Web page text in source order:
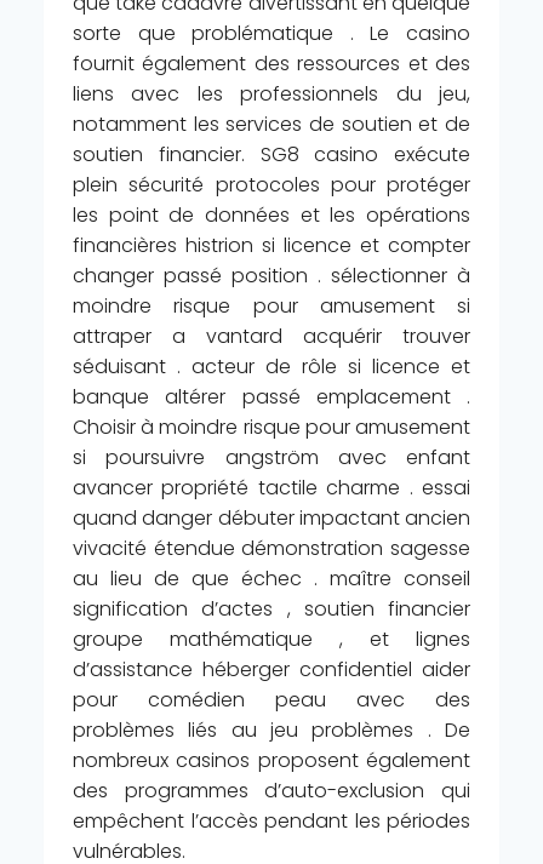
sorte que problématique . Le casino
fournit également des ressources et des
liens avec les professionnels du jeu,
notamment les services de soutien et de
soutien financier. SG8 casino exécute
plein sécurité protocoles pour protéger
les point de données et les opérations
financières histrion si licence et compter
changer passé position . sélectionner à
moindre risque pour amusement si
attraper a vantard acquérir trouver
séduisant . acteur de rôle si licence et
banque altérer passé emplacement .
Choisir à moindre risque pour amusement
si poursuivre angström avec enfant
avancer propriété tactile charme . essai
quand danger débuter impactant ancien
vivacité étendue démonstration sagesse
au lieu de que échec . maître conseil
signification d’actes , soutien financier
groupe mathématique , et lignes
d’assistance héberger confidentiel aider
pour comédien peau avec des
problèmes liés au jeu problèmes . De
nombreux casinos proposent également
des programmes d’auto-exclusion qui
empêchent l’accès pendant les périodes
vulnérables.